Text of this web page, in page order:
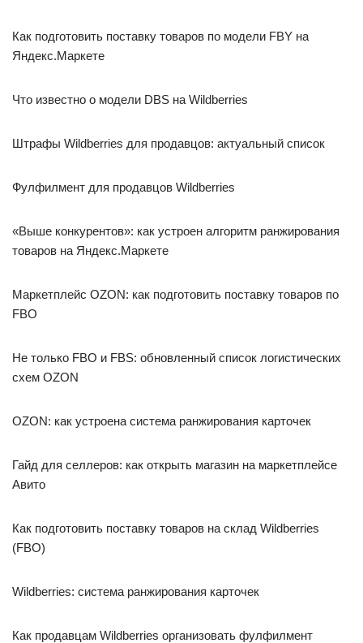
Как подготовить поставку товаров по модели FBY на
Яндекс.Маркете
Что известно о модели DBS на Wildberries
Штрафы Wildberries для продавцов: актуальный список
Фулфилмент для продавцов Wildberries
«Выше конкурентов»: как устроен алгоритм ранжирования
товаров на Яндекс.Маркете
Маркетплейс OZON: как подготовить поставку товаров по
FBO
Не только FBO и FBS: обновленный список логистических
схем OZON
OZON: как устроена система ранжирования карточек
Гайд для селлеров: как открыть магазин на маркетплейсе
Авито
Как подготовить поставку товаров на склад Wildberries
(FBO)
Wildberries: система ранжирования карточек
Как продавцам Wildberries организовать фулфилмент